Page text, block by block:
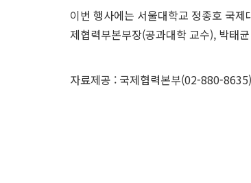
이번 행사에는 서울대학교 정종호 국
제협력부본부장(공과대학 교수), 박태
자료제공 : 국제협력본부(02-880-8635)